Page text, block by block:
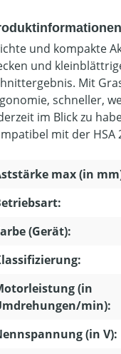
und kompakte
und
Mit
schneller,
im Blick zu
mit der HSA
max (in
(Gerät):
(in
min):
(in V):